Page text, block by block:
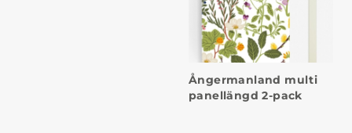
Ångermanland multi
panellängd 2-pack